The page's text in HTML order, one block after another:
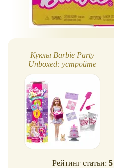
Куклы Barbie Party
Unboxed: устройте
распаковку! День
рождения питомца!
Рейтинг статьи: 5